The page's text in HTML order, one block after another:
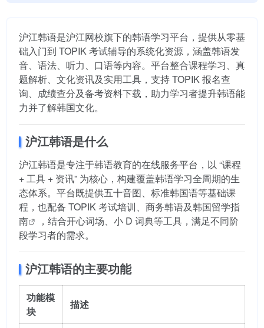
沪江韩语是沪江网校旗下的韩语学习平台，提供从零基
础入门到 TOPIK 考试辅导的系统化资源，涵盖韩语发
音、语法、听力、口语等内容。平台整合课程学习、真
题解析、文化资讯及实用工具，支持 TOPIK 报名查
询、成绩查分及备考资料下载，助力学习者提升韩语能
力并了解韩国文化。
沪江韩语是什么
沪江韩语是专注于韩语教育的在线服务平台，以 “课程
+ 工具 + 资讯” 为核心，构建覆盖韩语学习全周期的生
态体系。平台既提供五十音图、标准韩国语等基础课
程，也配备 TOPIK 考试培训、商务韩语及韩国留学指
南
，结合开心词场、小 D 词典等工具，满足不同阶
段学习者的需求。
沪江韩语的主要功能
功能模
块
描述